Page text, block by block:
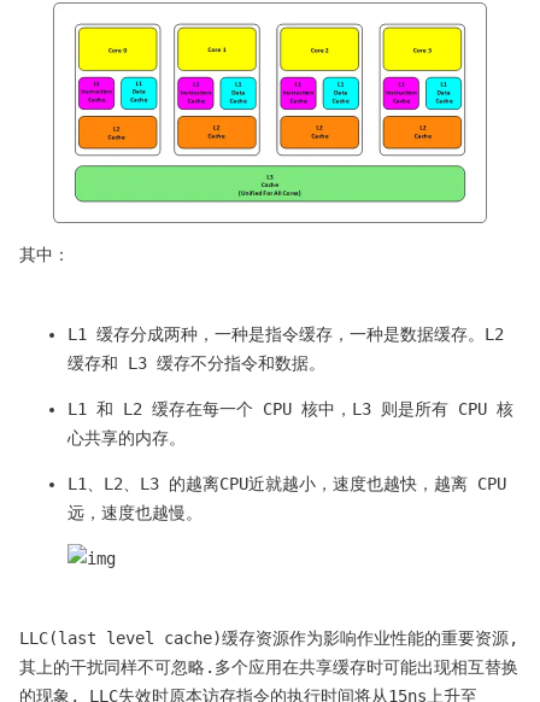
其中：
L1 缓存分成两种，一种是指令缓存，一种是数据缓存。L2
缓存和 L3 缓存不分指令和数据。
L1 和 L2 缓存在每一个 CPU 核中，L3 则是所有 CPU 核
心共享的内存。
L1、L2、L3 的越离CPU近就越小，速度也越快，越离 CPU
远，速度也越慢。
LLC(last level cache)缓存资源作为影响作业性能的重要资源,
其上的干扰同样不可忽略.多个应用在共享缓存时可能出现相互替换
的现象, LLC失效时原本访存指令的执行时间将从15ns上升至